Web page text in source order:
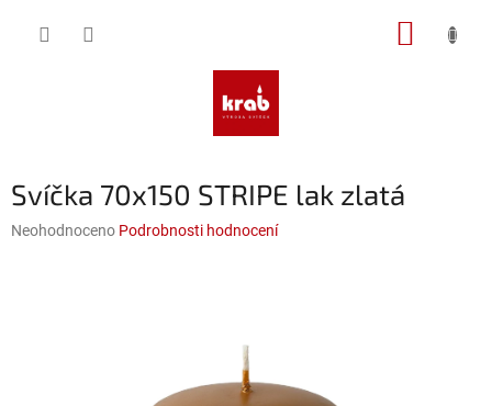
Svíčka 70x150 STRIPE lak zlatá
Průměrné
Neohodnoceno Podrobnosti hodnocení